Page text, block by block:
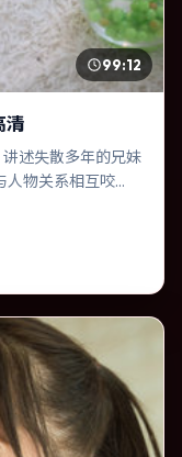
99:12
清
讲述失散多年的兄妹
人物关系相互咬
是枝裕和善于在
取景，增强真实